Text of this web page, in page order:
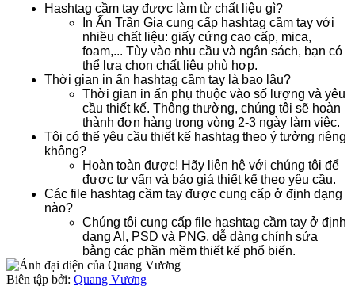
Hashtag cầm tay được làm từ chất liệu gì?
In Ấn Trần Gia cung cấp hashtag cầm tay với
nhiều chất liệu: giấy cứng cao cấp, mica,
foam,... Tùy vào nhu cầu và ngân sách, bạn có
thể lựa chọn chất liệu phù hợp.
Thời gian in ấn hashtag cầm tay là bao lâu?
Thời gian in ấn phụ thuộc vào số lượng và yêu
cầu thiết kế. Thông thường, chúng tôi sẽ hoàn
thành đơn hàng trong vòng 2-3 ngày làm việc.
Tôi có thể yêu cầu thiết kế hashtag theo ý tưởng riêng
không?
Hoàn toàn được! Hãy liên hệ với chúng tôi để
được tư vấn và báo giá thiết kế theo yêu cầu.
Các file hashtag cầm tay được cung cấp ở định dạng
nào?
Chúng tôi cung cấp file hashtag cầm tay ở định
dạng AI, PSD và PNG, dễ dàng chỉnh sửa
bằng các phần mềm thiết kế phổ biến.
Biên tập bởi: Quang Vương